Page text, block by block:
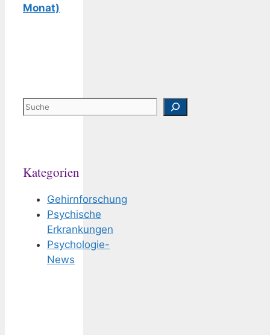
Monat)
Suchen
Kategorien
Gehirnforschung
Psychische
Erkrankungen
Psychologie-
News